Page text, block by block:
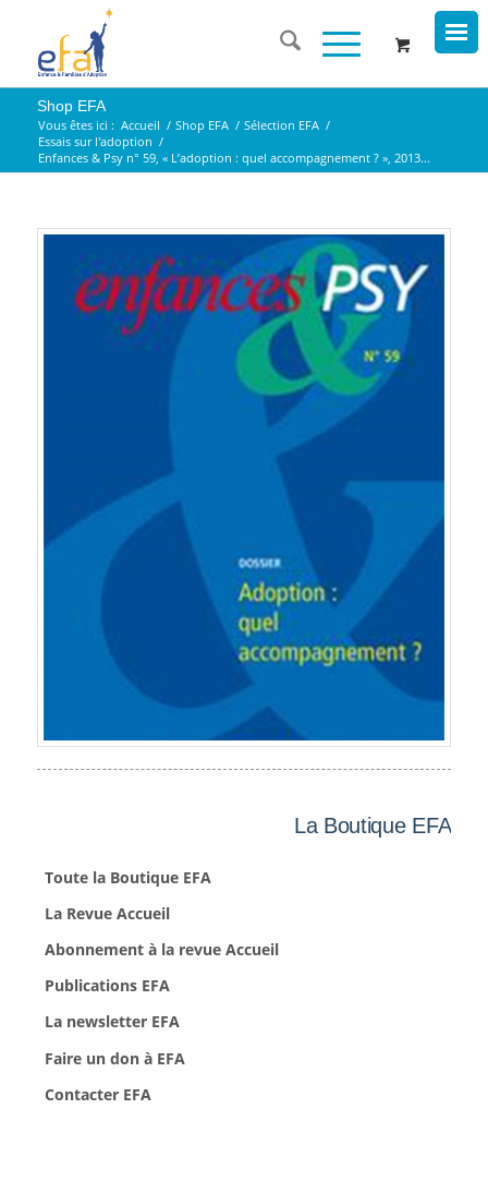
Shop EFA
Vous êtes ici : Accueil / Shop EFA / Sélection EFA /
Essais sur l'adoption /
Enfances & Psy n° 59, « L’adoption : quel accompagnement ? », 2013...
La Boutique EFA
Toute la Boutique EFA
La Revue Accueil
Abonnement à la revue Accueil
Publications EFA
La newsletter EFA
Faire un don à EFA
Contacter EFA